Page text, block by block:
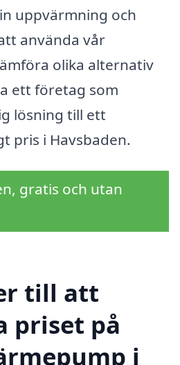
uppvärmning och
använda vår
olika alternativ
ett företag som
lösning till ett
pris i Havsbaden.
gratis och utan
till att
priset på
i